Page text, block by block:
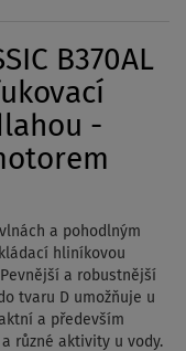
B370AL
-
a pohodlným
hliníkovou
a robustnější
tvaru D umožňuje u
a především
různé aktivity u vody.